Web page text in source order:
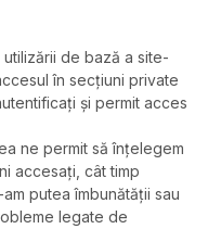
de bază a site-
în secțiuni private
și permit acces
ne permit să înțelegem
accesați, cât timp
putea îmbunătății sau
legate de